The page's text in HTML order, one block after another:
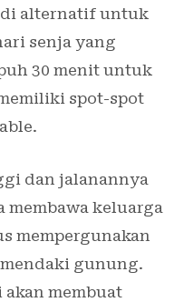
alternatif untuk
senja yang
30 menit untuk
spot-spot
dan jalanannya
keluarga
mempergunakan
gunung.
membuat